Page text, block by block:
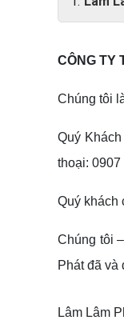
CÔNG TY
Chúng tôi
Quý
thoại:
Quý khách
Chúng tôi
Phát đã và
Lâm Lâm